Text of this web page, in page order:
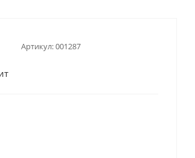
Артикул:001287